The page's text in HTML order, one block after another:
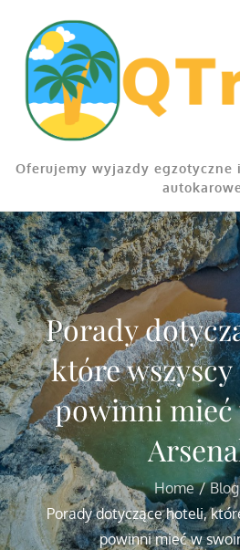
content
Oferujemy wyjazdy
Porady
które
powinni mieć
Home
Blog
Porady dotyczące hoteli,
powinni mieć w